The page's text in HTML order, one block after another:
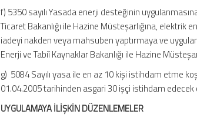
f) 5350 sayılı Yasada enerji desteğinin
Ticaret Bakanlığı ile Hazine Müsteşarlığına,
iadeyi nakden veya mahsuben yaptırmaya ve
Enerji ve Tabiî Kaynaklar Bakanlığı ile Hazine
g) 5084 Sayılı yasa ile en az 10 kişi istihdam etme
01.04.2005 tarihinden asgari 30 işçi istihdam edecek
UYGULAMAYA İLİŞKİN DÜZENLEMELER